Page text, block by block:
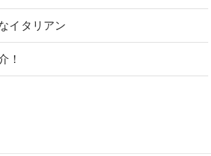
イタリアン
！